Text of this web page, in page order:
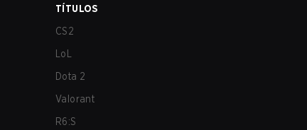
TÍTULOS
CS2
LoL
Dota 2
Valorant
R6:S